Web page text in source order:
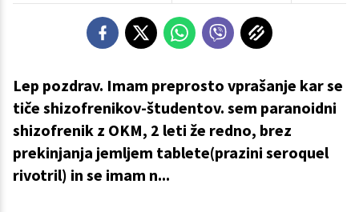
Lep pozdrav. Imam preprosto vprašanje kar se
tiče shizofrenikov-študentov. sem paranoidni
shizofrenik z OKM, 2 leti že redno, brez
prekinjanja jemljem tablete(prazini seroquel
rivotril) in se imam n...